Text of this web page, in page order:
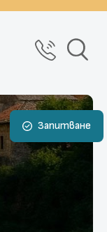
Запитване